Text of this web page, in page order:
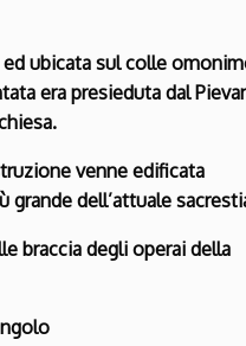
ubicata sul colle
era presieduta dal
venne edificata
grande dell’attuale
braccia degli operai della